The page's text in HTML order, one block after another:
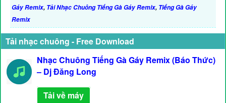
Gáy Remix, Tải Nhạc Chuông Tiếng Gà Gáy Remix, Tiếng Gà Gáy
Remix
Tải nhạc chuông - Free Download
Nhạc Chuông Tiếng Gà Gáy Remix (Báo Thức)
– Dj Đăng Long
Tải về máy